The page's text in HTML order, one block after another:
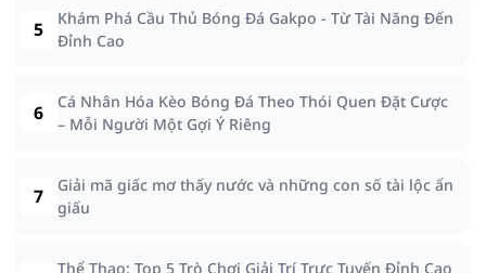
5
Khám Phá Cầu Thủ Bóng Đá Gakpo - Từ Tài Năng Đến
Đỉnh Cao
6
Cá Nhân Hóa Kèo Bóng Đá Theo Thói Quen Đặt Cược
– Mỗi Người Một Gợi Ý Riêng
7
Giải mã giấc mơ thấy nước và những con số tài lộc ẩn
giấu
Thể Thao: Top 5 Trò Chơi Giải Trí Trực Tuyến Đỉnh Cao